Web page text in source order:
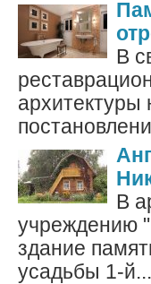
В
архитектуры
В
учреждению
здание
усадьбы 1-й...